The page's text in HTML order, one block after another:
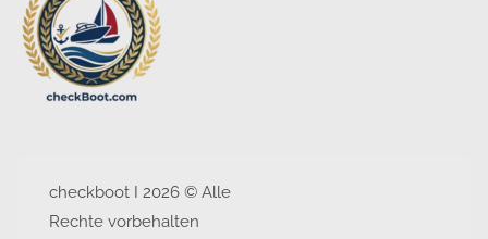
checkboot I 2026 © Alle
Rechte vorbehalten